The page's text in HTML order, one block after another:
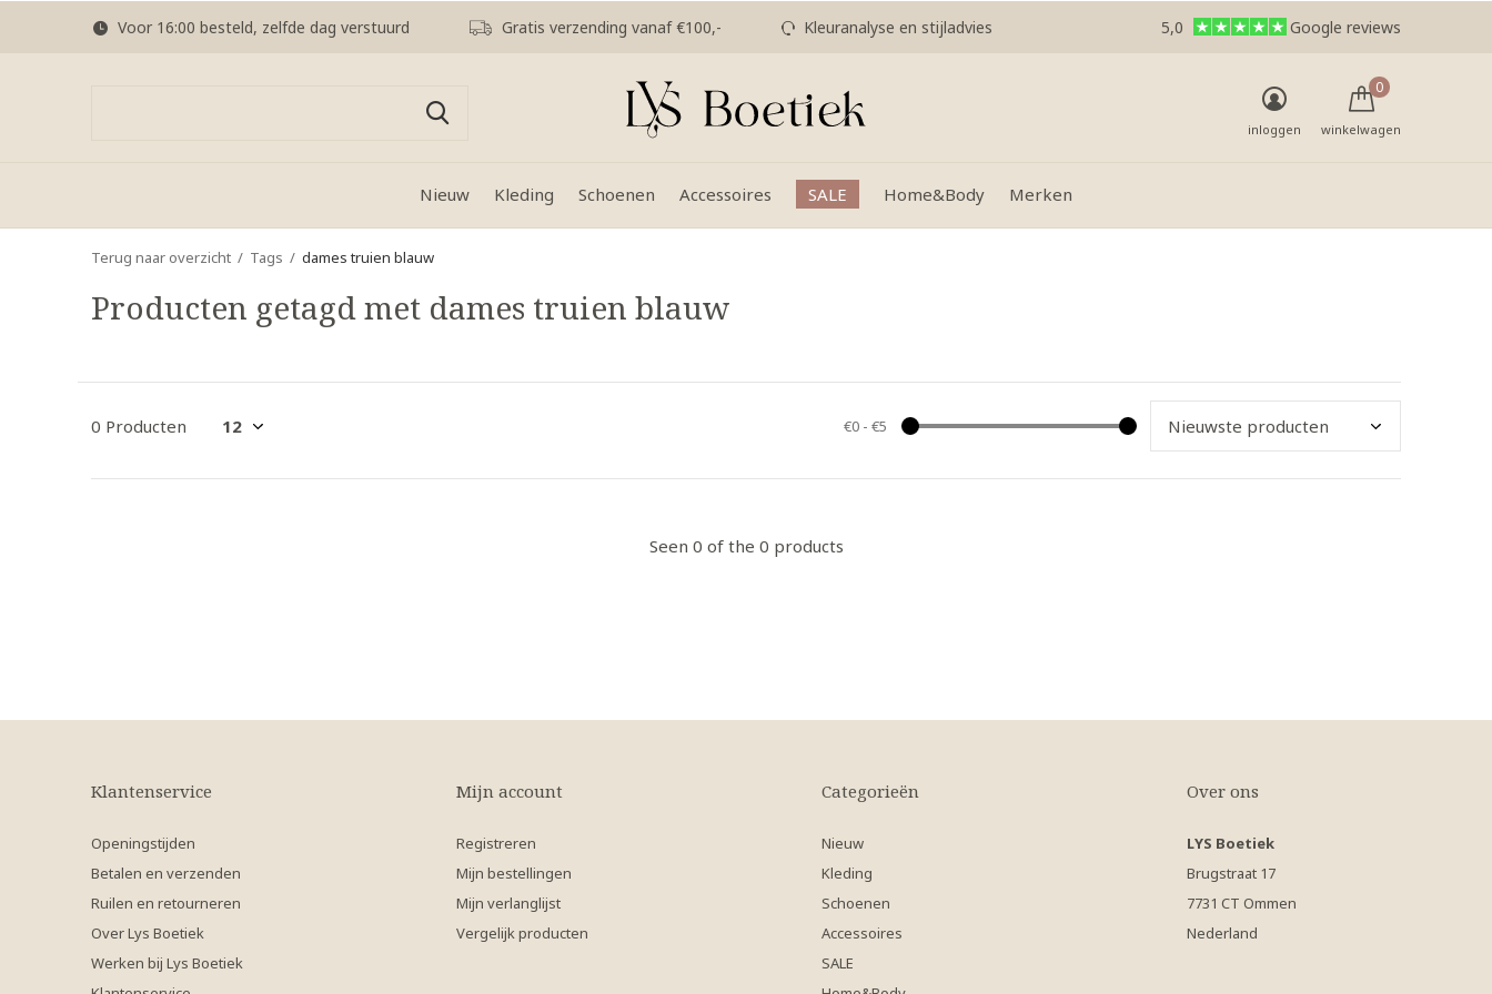
Nieuw Kleding Schoenen Accessoires SALE Home&Body Merken
inloggen winkelwagen
0
Voor 16:00 besteld, zelfde dag verstuurd Gratis verzending vanaf €100,- Kleuranalyse en stijladvies 5,0 Google reviews
Terug naar overzicht Tags dames truien blauw
Producten getagd met dames truien blauw
0 Producten €0- €5
Seen 0 of the 0 products
Klantenservice
Openingstijden
Betalen en verzenden
Ruilen en retourneren
Over Lys Boetiek
Werken bij Lys Boetiek
Mijn account
Registreren
Mijn bestellingen
Mijn verlanglijst
Vergelijk producten
Categorieën
Nieuw
Kleding
Schoenen
Accessoires
SALE
Over ons
LYS Boetiek
Brugstraat 17
7731 CT Ommen
Nederland